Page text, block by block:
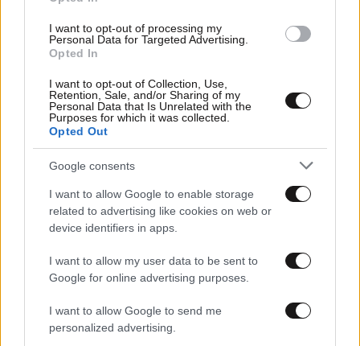
I want to opt-out of processing my
Personal Data for Targeted Advertising.
Opted In
I want to opt-out of Collection, Use,
Retention, Sale, and/or Sharing of my
Personal Data that Is Unrelated with the
Purposes for which it was collected.
Opted Out
Google consents
I want to allow Google to enable storage
related to advertising like cookies on web or
device identifiers in apps.
I want to allow my user data to be sent to
Google for online advertising purposes.
I want to allow Google to send me
personalized advertising.
03·08·2010 21:11
Αυξήθηκε το κόστος χρήματος στην Κύπρο